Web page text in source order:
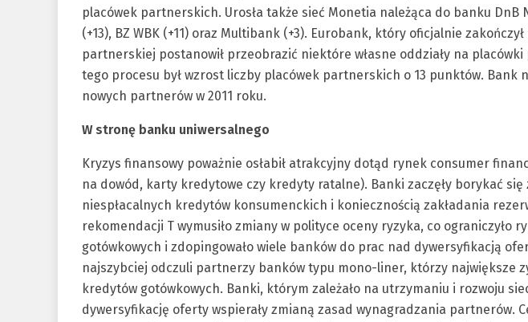
placówek partnerskich. Urosła także sieć Monetia należąca do banku DnB
(+13), BZ WBK (+11) oraz Multibank (+3). Eurobank, który oficjalnie
partnerskiej postanowił przeobrazić niektóre własne oddziały na
tego procesu był wzrost liczby placówek partnerskich o 13 punktów. Bank
nowych partnerów w 2011 roku.
W stronę banku uniwersalnego
Kryzys finansowy poważnie osłabił atrakcyjny dotąd rynek consumer
na dowód, karty kredytowe czy kredyty ratalne). Banki zaczęły borykać się
niespłacalnych kredytów konsumenckich i koniecznością zakładania
rekomendacji T wymusiło zmiany w polityce oceny ryzyka, co ograniczyło
gotówkowych i zdopingowało wiele banków do prac nad dywersyfikacją
najszybciej odczuli partnerzy banków typu mono-liner, którzy największe
kredytów gotówkowych. Banki, którym zależało na utrzymaniu i rozwoju
dywersyfikację oferty wspierały zmianą zasad wynagradzania partnerów.